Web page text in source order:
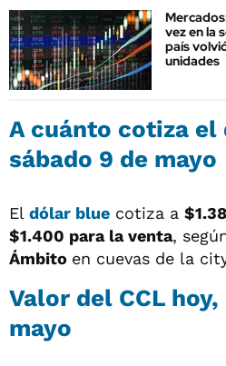
vez en la
país
unidades
A cuánto cotiza el
sábado 9 de mayo
El dólar blue cotiza a
$1.400 para la venta,
Ámbito en cuevas de la
Valor del CCL hoy,
mayo